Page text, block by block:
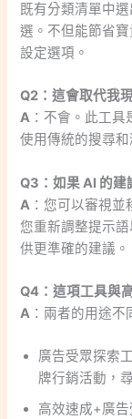
既有分類清單中
選。不但能節省
設定選項。
Q2：這會取代我
A ：不會。此工
使用傳統的搜尋和
Q3：如果 AI 的建
A ：您可以審視
您重新調整提示
供更準確的建議。
Q4：這項工具與
A ：兩者的用途不
廣告受眾探索
牌行銷活動，
高效速成+廣